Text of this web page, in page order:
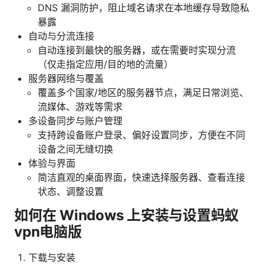
DNS 漏洞防护，阻止域名请求在本地缓存导致隐私
暴露
自动与分流连接
自动连接到最快的服务器，或在需要时实现分流
（仅走指定应用/目的地的流量）
服务器网络与覆盖
覆盖多个国家/地区的服务器节点，满足日常浏览、
流媒体、游戏等需求
多设备同步与账户管理
支持跨设备账户登录、偏好设置同步，方便在不同
设备之间无缝切换
体验与界面
简洁直观的桌面界面，快速选择服务器、查看连接
状态、调整设置
如何在 Windows 上安装与设置蚂蚁
vpn电脑版
下载与安装